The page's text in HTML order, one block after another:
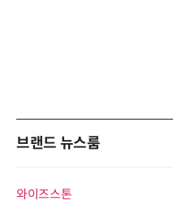
브랜드 뉴스룸
와이즈스톤